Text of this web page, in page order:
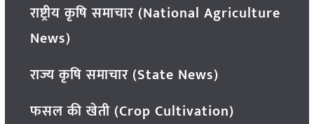
राष्ट्रीय कृषि समाचार (National Agriculture
News)
राज्य कृषि समाचार (State News)
फसल की खेती (Crop Cultivation)